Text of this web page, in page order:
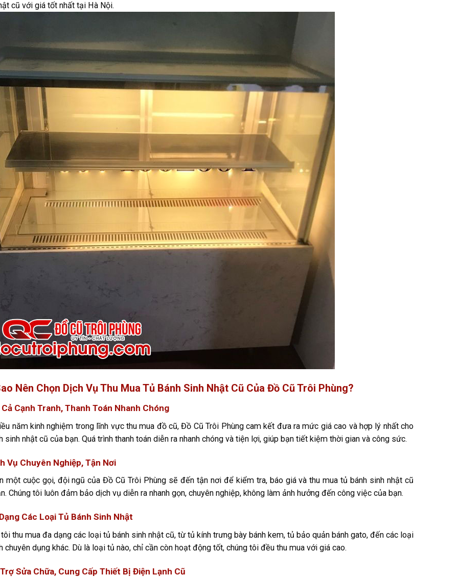
cũ với giá tốt nhất tại Hà Nội.
Nên Chọn Dịch Vụ Thu Mua Tủ Bánh Sinh Nhật Cũ Của Đồ Cũ Trôi Phùng?
Cả Cạnh Tranh, Thanh Toán Nhanh Chóng
năm kinh nghiệm trong lĩnh vực thu mua đồ cũ, Đồ Cũ Trôi Phùng cam kết đưa ra mức giá cao và hợp lý nhất cho
sinh nhật cũ của bạn. Quá trình thanh toán diễn ra nhanh chóng và tiện lợi, giúp bạn tiết kiệm thời gian và công sức.
Vụ Chuyên Nghiệp, Tận Nơi
một cuộc gọi, đội ngũ của Đồ Cũ Trôi Phùng sẽ đến tận nơi để kiểm tra, báo giá và thu mua tủ bánh sinh nhật cũ
Chúng tôi luôn đảm bảo dịch vụ diễn ra nhanh gọn, chuyên nghiệp, không làm ảnh hưởng đến công việc của bạn.
Các Loại Tủ Bánh Sinh Nhật
tôi thu mua đa dạng các loại tủ bánh sinh nhật cũ, từ tủ kính trưng bày bánh kem, tủ bảo quản bánh gato, đến các loại
chuyên dụng khác. Dù là loại tủ nào, chỉ cần còn hoạt động tốt, chúng tôi đều thu mua với giá cao.
Sửa Chữa, Cung Cấp Thiết Bị Điện Lạnh Cũ